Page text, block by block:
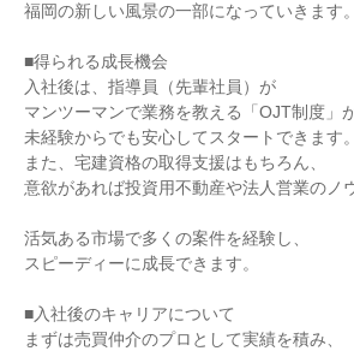
福岡の新しい風景の一部になっていきます。
■得られる成長機会
入社後は、指導員（先輩社員）が
マンツーマンで業務を教える「OJT制度」
未経験からでも安心してスタートできます。
また、宅建資格の取得支援はもちろん、
意欲があれば投資用不動産や法人営業のノ
活気ある市場で多くの案件を経験し、
スピーディーに成長できます。
■入社後のキャリアについて
まずは売買仲介のプロとして実績を積み、